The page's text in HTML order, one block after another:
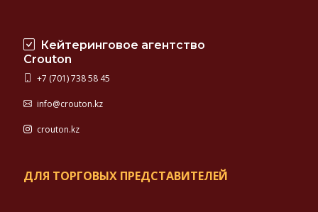
Кейтеринговое агентство
Crouton
+7 (701) 738 58 45
info@crouton.kz
crouton.kz
ДЛЯ ТОРГОВЫХ ПРЕДСТАВИТЕЛЕЙ